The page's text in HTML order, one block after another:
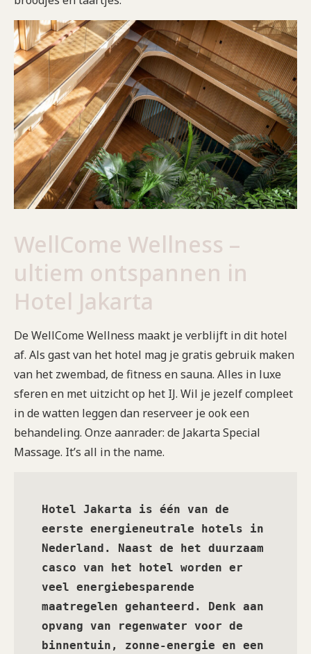
WellCome Wellness –
ultiem ontspannen in
Hotel Jakarta
De WellCome Wellness maakt je verblijft in dit hotel
af. Als gast van het hotel mag je gratis gebruik maken
van het zwembad, de fitness en sauna. Alles in luxe
sferen en met uitzicht op het IJ. Wil je jezelf compleet
in de watten leggen dan reserveer je ook een
behandeling. Onze aanrader: de Jakarta Special
Massage. It’s all in the name.
Hotel Jakarta is één van de
eerste energieneutrale hotels in
Nederland. Naast de het duurzaam
casco van het hotel worden er
veel energiebesparende
maatregelen gehanteerd. Denk aan
opvang van regenwater voor de
binnentuin, zonne-energie en een